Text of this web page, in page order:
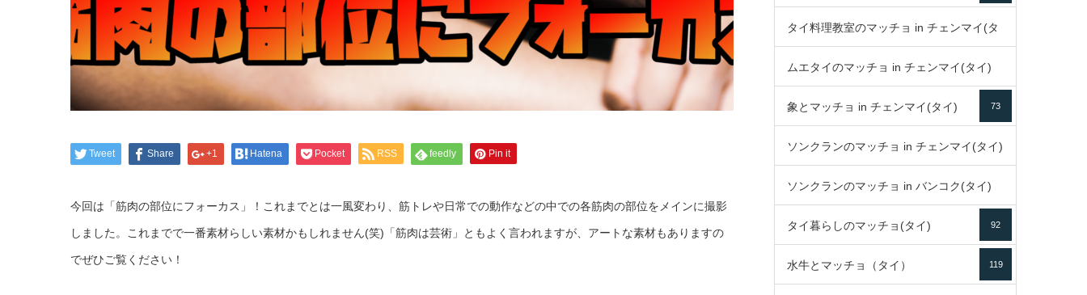
Tweet Share +1 Hatena Pocket RSS feedly Pin it
今回は「筋肉の部位にフォーカス」！これまでとは一風変わり、筋トレや日常での動作などの中での各筋肉の部位をメインに撮影
しました。これまでで一番素材らしい素材かもしれません(笑)「筋肉は芸術」ともよく言われますが、アートな素材もありますの
でぜひご覧ください！
タイ料理教室のマッチョ in チェンマイ(タ
イ)
ムエタイのマッチョ in チェンマイ(タイ)
79
象とマッチョ in チェンマイ(タイ) 73
ソンクランのマッチョ in チェンマイ(タイ)
ソンクランのマッチョ in バンコク(タイ)
85
タイ暮らしのマッチョ(タイ) 92
水牛とマッチョ（タイ） 119